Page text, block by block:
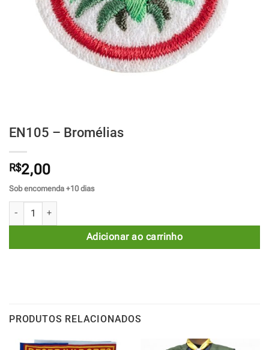
EN105 – Bromélias
R$2,00
Sob encomenda +10 dias
EN105 - Bromélias quantidade
Adicionar ao carrinho
PRODUTOS RELACIONADOS